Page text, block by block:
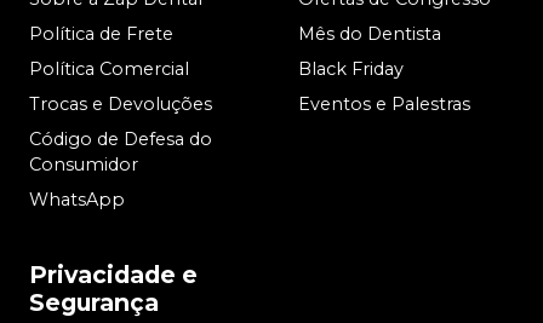
Política de Frete
Política Comercial
Trocas e Devoluções
Código de Defesa do
Consumidor
WhatsApp
Mês do Dentista
Black Friday
Eventos e Palestras
Privacidade e
Segurança